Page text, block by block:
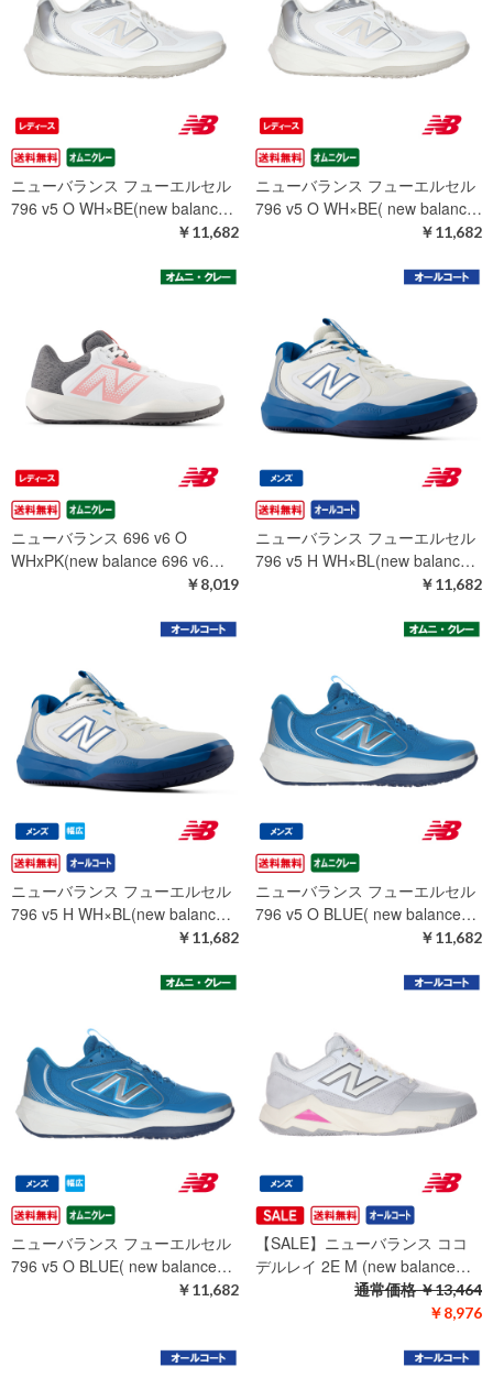
ニューバランス フューエルセル
796 v5 O WH×BE(new balanc…
￥11,682
ニューバランス フューエルセル
796 v5 O WH×BE( new balanc…
￥11,682
ニューバランス 696 v6 O
WHxPK(new balance 696 v6…
￥8,019
ニューバランス フューエルセル
796 v5 H WH×BL(new balanc…
￥11,682
ニューバランス フューエルセル
796 v5 H WH×BL(new balanc…
￥11,682
ニューバランス フューエルセル
796 v5 O BLUE( new balance…
￥11,682
ニューバランス フューエルセル
796 v5 O BLUE( new balance…
￥11,682
【SALE】ニューバランス ココ
デルレイ 2E M (new balance…
￥8,976
通常価格￥13,464